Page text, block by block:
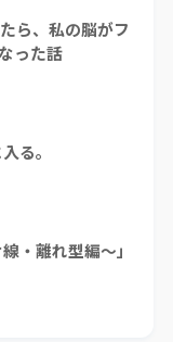
ら、私の脳がフ
った話
る。
・離れ型編～」